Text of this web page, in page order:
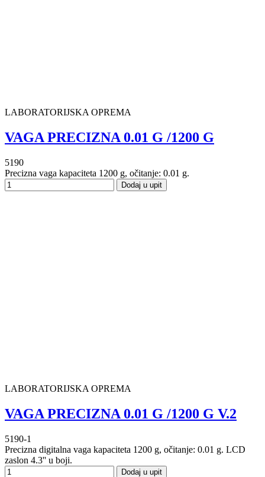
LABORATORIJSKA OPREMA
VAGA PRECIZNA 0.01 G /1200 G
5190
Precizna vaga kapaciteta 1200 g, očitanje: 0.01 g.
Dodaj u upit
LABORATORIJSKA OPREMA
VAGA PRECIZNA 0.01 G /1200 G V.2
5190-1
Precizna digitalna vaga kapaciteta 1200 g, očitanje: 0.01 g. LCD
zaslon 4.3'' u boji.
Dodaj u upit